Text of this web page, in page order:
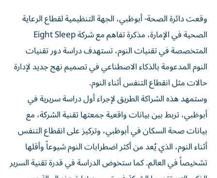
وقعت دائرة الصحة- أبوظبي، الجهة التنظيمية لقطاع الرعاية
الصحية في الإمارة، مذكرة تفاهم مع شركة Eight Sleep
المتخصصة في تقنيات النوم، تستهدف دراسة دور تقنيات
النوم المدعومة بالذكاء الاصطناعي في تصميم نهج جديد لإدارة
حالات مثل انقطاع التنفس أثناء النوم.
وستمهد هذه الشراكة الطريق لإجراء أول دراسة سريرية في
أبوظبي، تربط بين بيانات واقعية جمعتها تقنية الشركة، مع
بيانات صحة السكان في أبوظبي، وتركيز على انقطاع التنفس
أثناء النوم، الذي يُعد من أكثر اضطرابات النوم شيوعاً وأقلها
تشخيصاً في العالم. كما ستخوض الدراسة في قدرة تقنية السرير
الذكي التي تقدمها الشركة في تحسين إدارة هذه الحالة عبر